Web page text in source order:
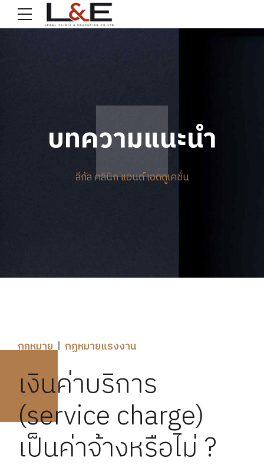
บทความแนะนำ
ลีกัล คลินิก แอนด์ เอดดูเคชั่น
กฎหมาย กฏหมายแรงงาน
เงินค่าบริการ
(service charge)
เป็นค่าจ้างหรือไม่ ?